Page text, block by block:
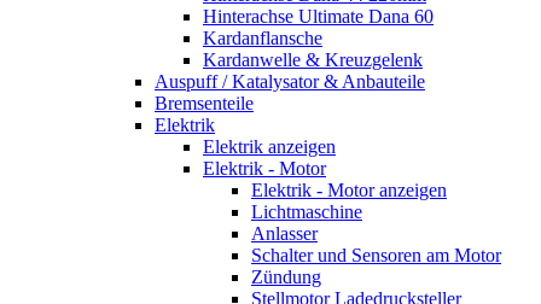
Hinterachse Ultimate Dana 60
Kardanflansche
Kardanwelle & Kreuzgelenk
Auspuff / Katalysator & Anbauteile
Bremsenteile
Elektrik
Elektrik anzeigen
Elektrik - Motor
Elektrik - Motor anzeigen
Lichtmaschine
Anlasser
Schalter und Sensoren am Motor
Zündung
Stellmotor Ladedrucksteller